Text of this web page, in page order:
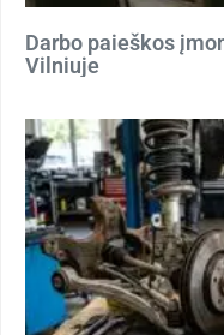
Darbo paieškos
Vilniuje